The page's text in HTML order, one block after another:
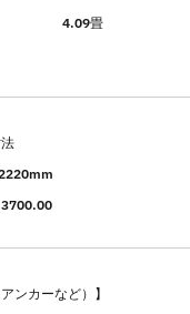
4.09畳
ンカーなど）】